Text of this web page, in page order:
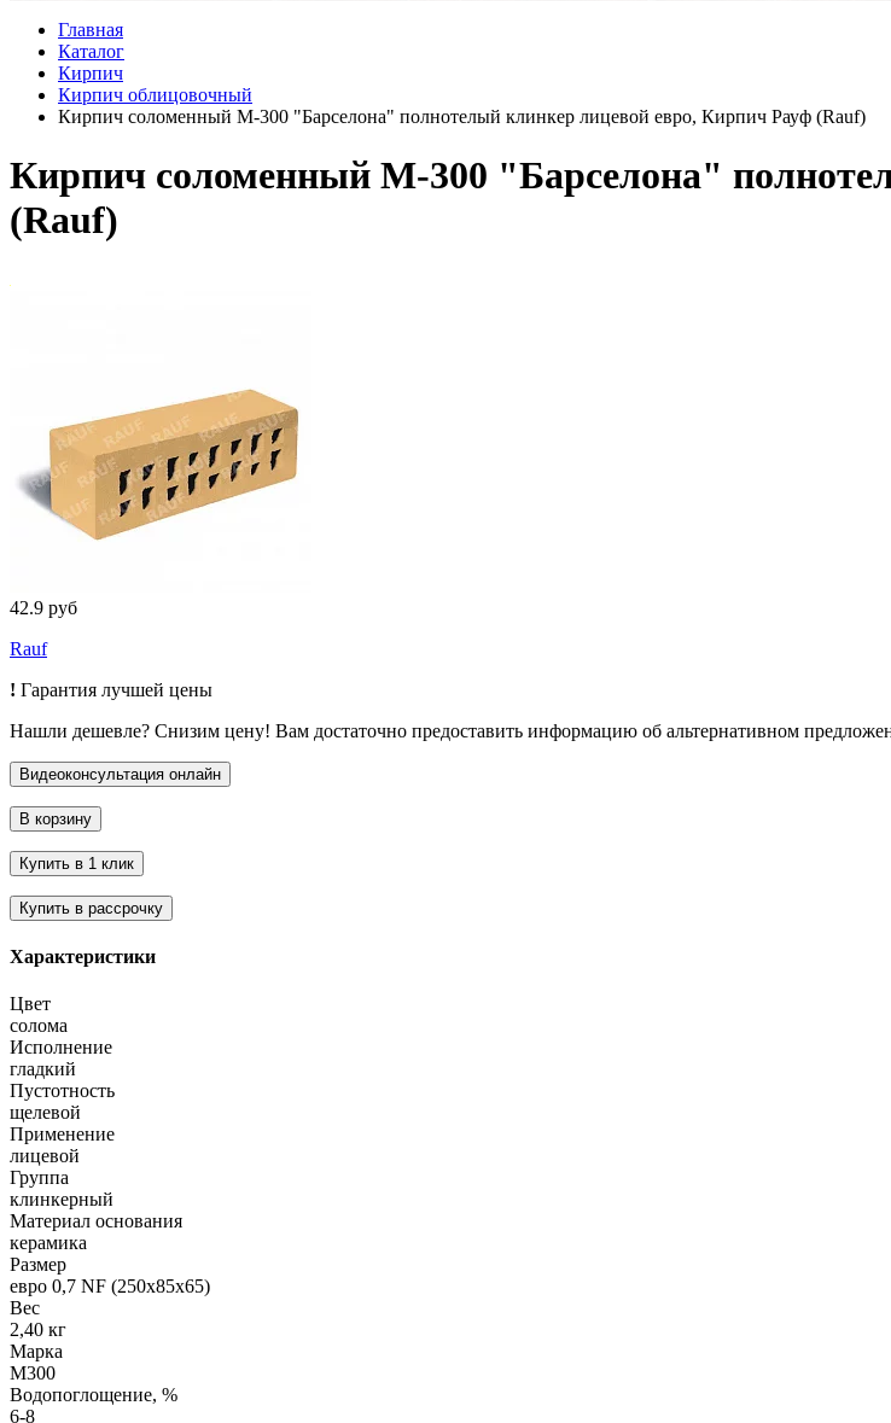
Главная
Каталог
Кирпич
Кирпич облицовочный
Кирпич соломенный М-300 "Барселона" полнотелый клинкер лицевой евро, Кирпич Рауф (Rauf)
Кирпич соломенный М-300 "Барселона"
(Rauf)
42.9 руб
Rauf
! Гарантия лучшей цены
Нашли дешевле? Снизим цену! Вам достаточно предоставить информацию об альтернативном
Характеристики
Цвет
солома
Исполнение
гладкий
Пустотность
щелевой
Применение
лицевой
Группа
клинкерный
Материал основания
керамика
Размер
евро 0,7 NF (250х85х65)
Вес
2,40 кг
Марка
М300
Водопоглощение, %
6-8